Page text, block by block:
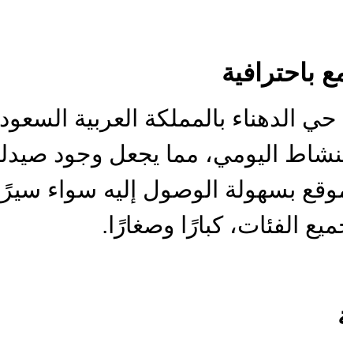
باحترافية
الدهناء بالمملكة العربية
اليومي، مما يجعل وجود
بسهولة الوصول إليه سواء
الفئات، كبارًا وصغارًا.